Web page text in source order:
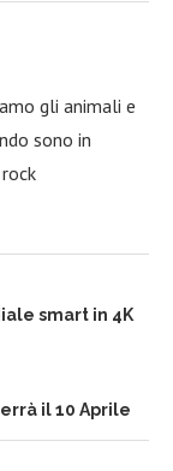
gli animali e
sono in
smart in 4K
il 10 Aprile